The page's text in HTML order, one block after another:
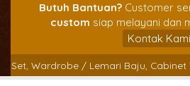
Butuh Bantuan?Customer
custom siap melayani dan
Kontak Kami
Wardrobe / Lemari Baju, Cabinet Tv